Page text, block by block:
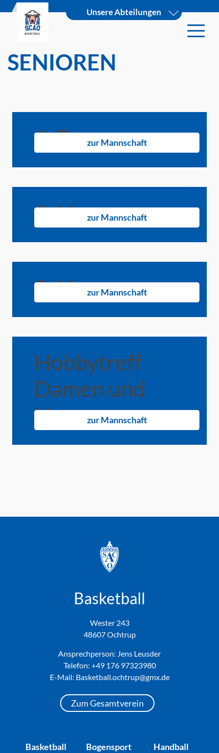
Unsere Abteilungen
SENIOREN
1. Damen
zur Mannschaft
1. Herren
zur Mannschaft
2. Herren
zur Mannschaft
Hobbytreff
Damen und
Herrenzur Mannschaft
Basketball
Wester 243
48607 Ochtrup
Ansprechperson: Jens Leusder
Telefon: +49 176 97323980
E-Mail: Basketball.ochtrup@gmx.de
Zum Gesamtverein
Basketball Bogensport Handball